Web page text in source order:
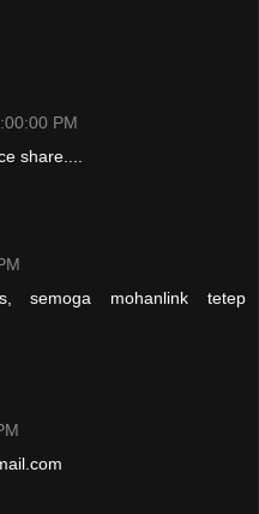
PM
share....
semoga mohanlink tetep